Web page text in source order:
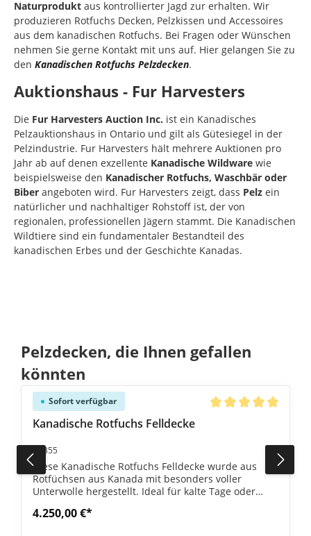
Naturprodukt aus kontrollierter Jagd zur erhalten. Wir
produzieren Rotfuchs Decken, Pelzkissen und Accessoires
aus dem kanadischen Rotfuchs. Bei Fragen oder Wünschen
nehmen Sie gerne Kontakt mit uns auf. Hier gelangen Sie zu
den Kanadischen Rotfuchs Pelzdecken.
Auktionshaus - Fur Harvesters
Die Fur Harvesters Auction Inc. ist ein Kanadisches
Pelzauktionshaus in Ontario und gilt als Gütesiegel in der
Pelzindustrie. Fur Harvesters hält mehrere Auktionen pro
Jahr ab auf denen exzellente Kanadische Wildware wie
beispielsweise den Kanadischer Rotfuchs, Waschbär oder
Biber angeboten wird. Fur Harvesters zeigt, dass Pelz ein
natürlicher und nachhaltiger Rohstoff ist, der von
regionalen, professionellen Jägern stammt. Die Kanadischen
Wildtiere sind ein fundamentaler Bestandteil des
kanadischen Erbes und der Geschichte Kanadas.
Produktgalerie überspringen
Pelzdecken, die Ihnen gefallen
könnten
von 5 von 5 Sternen
Sofort verfügbar
Kanadische Rotfuchs Felldecke
#1355
Diese Kanadische Rotfuchs Felldecke wurde aus
Rotfüchsen aus Kanada mit besonders voller
Unterwolle hergestellt. Ideal für kalte Tage oder
4.250,00 €*